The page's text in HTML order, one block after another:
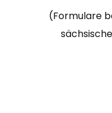
(Formulare